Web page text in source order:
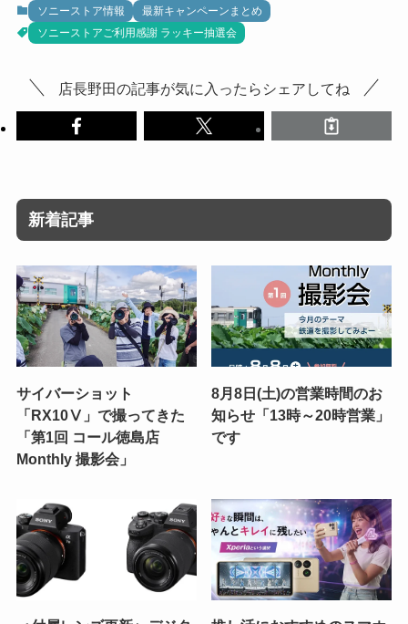
ソニーストア情報
最新キャンペーンまとめ
ソニーストアご利用感謝 ラッキー抽選会
店長野田の記事が気に入ったらシェアしてね
新着記事
サイバーショット
「RX10Ⅴ」で撮ってきた
「第1回 コール徳島店
Monthly 撮影会」
8月8日(土)の営業時間のお
知らせ「13時～20時営業」
です